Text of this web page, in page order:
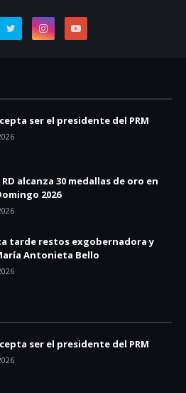
ser el presidente del PRM
alcanza 30 medallas de oro en
2026
tarde restos exgobernadora y
Antonieta Bello
ser el presidente del PRM